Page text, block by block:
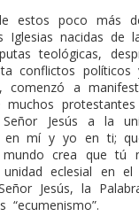
estos poco más
Iglesias nacidas
teológicas,
conflictos
comenzó a
muchos
Jesús a la
en mí y yo en ti;
crea que tú
eclesial en el
Jesús, la
“ecumenismo”.